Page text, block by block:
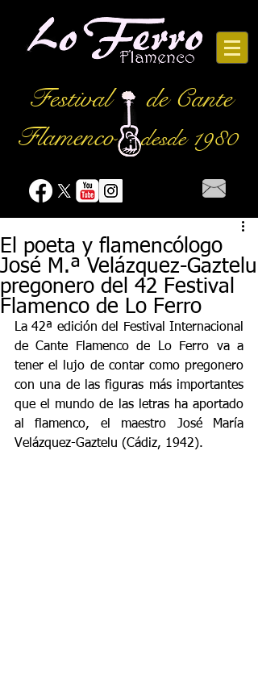
Festival
de Cante
Flamencodesde 1980
El poeta y flamencólogo
José M.ª Velázquez-Gaztelu
pregonero del 42 Festival
Flamenco de Lo Ferro
La 42ª edición del Festival Internacional
de Cante Flamenco de Lo Ferro va a
tener el lujo de contar como pregonero
con una de las figuras más importantes
que el mundo de las letras ha aportado
al flamenco, el maestro José María
Velázquez-Gaztelu (Cádiz, 1942).